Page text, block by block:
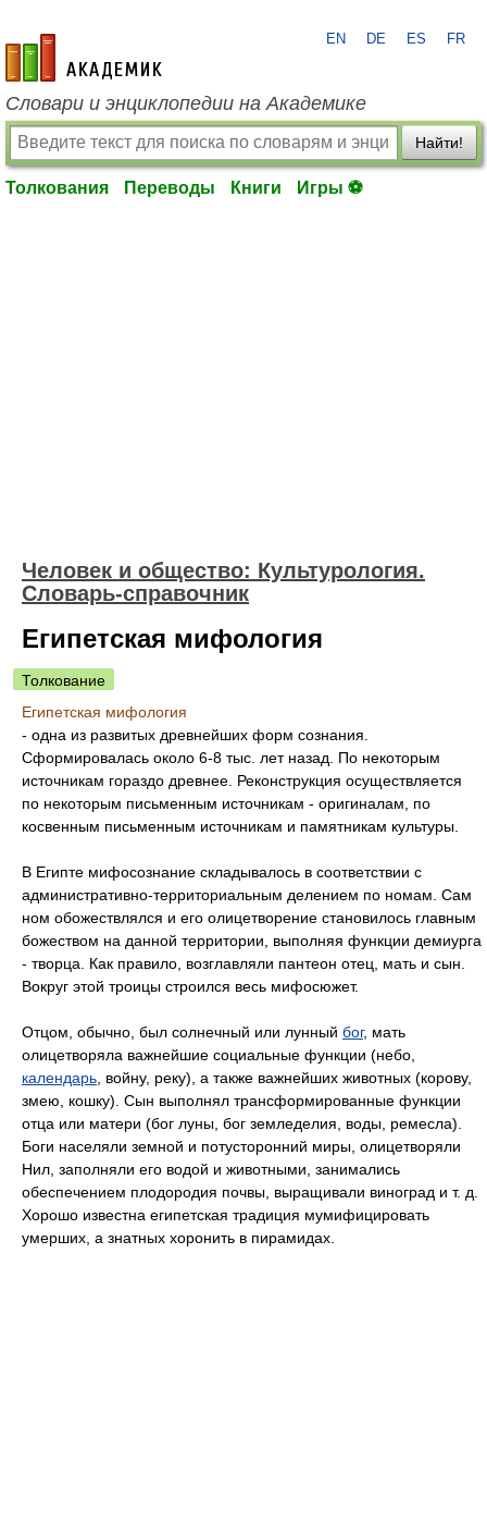
academic.ru
EN DE ES FR
Словари и энциклопедии на Академике
Найти!
Толкования Переводы Книги Игры ⚽
Человек и общество: Культурология.
Словарь-справочник
Египетская мифология
Толкование
Египетская мифология
- одна из развитых древнейших форм сознания.
Сформировалась около 6-8 тыс. лет назад. По некоторым
источникам гораздо древнее. Реконструкция осуществляется
по некоторым письменным источникам - оригиналам, по
косвенным письменным источникам и памятникам культуры.
В Египте мифосознание складывалось в соответствии с
административно-территориальным делением по номам. Сам
ном обожествлялся и его олицетворение становилось главным
божеством на данной территории, выполняя функции демиурга
- творца. Как правило, возглавляли пантеон отец, мать и сын.
Вокруг этой троицы строился весь мифосюжет.
Отцом, обычно, был солнечный или лунный бог, мать
олицетворяла важнейшие социальные функции (небо,
календарь , войну, реку), а также важнейших животных (корову,
змею, кошку). Сын выполнял трансформированные функции
отца или матери (бог луны, бог земледелия, воды, ремесла).
Боги населяли земной и потусторонний миры, олицетворяли
Нил, заполняли его водой и животными, занимались
обеспечением плодородия почвы, выращивали виноград и т. д.
Хорошо известна египетская традиция мумифицировать
умерших, а знатных хоронить в пирамидах.